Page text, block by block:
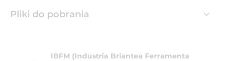
Pliki do pobrania
IBFM (Industria Briantea Ferramenta